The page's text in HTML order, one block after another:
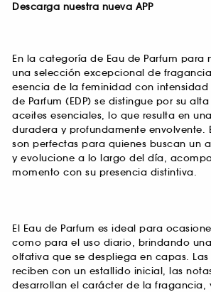
Descarga nuestra nueva APP
En la categoría de Eau de Parfum para
una selección excepcional de
esencia de la feminidad con intensidad
de Parfum (EDP) se distingue por su
aceites esenciales, lo que resulta en
duradera y profundamente envolvente.
son perfectas para quienes buscan un
y evolucione a lo largo del día,
momento con su presencia distintiva.
El Eau de Parfum es ideal para
como para el uso diario, brindando
olfativa que se despliega en capas.
reciben con un estallido inicial, las
desarrollan el carácter de la fragancia,